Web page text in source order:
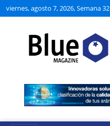
viernes, agosto 7, 2026, Semana 32